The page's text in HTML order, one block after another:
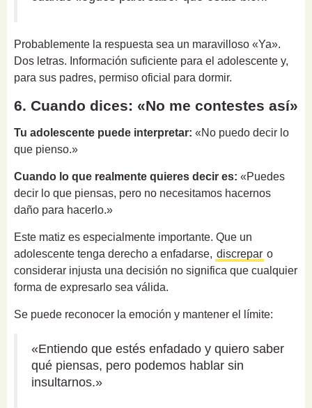
Probablemente la respuesta sea un maravilloso «Ya».
Dos letras. Información suficiente para el adolescente y,
para sus padres, permiso oficial para dormir.
6. Cuando dices: «No me contestes así»
Tu adolescente puede interpretar: «No puedo decir lo
que pienso.»
Cuando lo que realmente quieres decir es: «Puedes
decir lo que piensas, pero no necesitamos hacernos
daño para hacerlo.»
Este matiz es especialmente importante. Que un
adolescente tenga derecho a enfadarse, discrepar o
considerar injusta una decisión no significa que cualquier
forma de expresarlo sea válida.
Se puede reconocer la emoción y mantener el límite:
«Entiendo que estés enfadado y quiero saber
qué piensas, pero podemos hablar sin
insultarnos.»